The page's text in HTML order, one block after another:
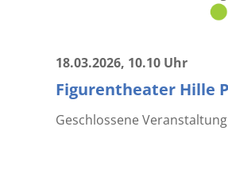
18.03.2026, 10.10 Uhr
Figurentheater Hille
Geschlossene